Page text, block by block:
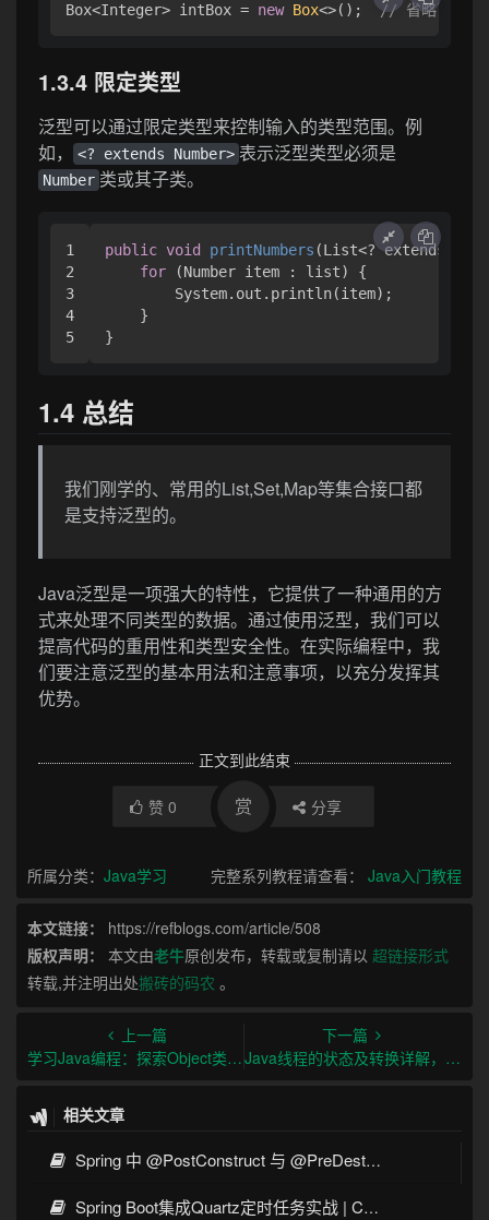
Box<Integer> intBox = new Box<>(); // 省略了类型
1.3.4 限定类型
泛型可以通过限定类型来控制输入的类型范围。例
如，
<? extends Number> 表示泛型类型必须是
Number 类或其子类。
1
2
3
4
public void printNumbers (List<? extends
for (Number item : list) {
        System.out.println(item);
    }
1.4 总结
我们刚学的、常用的List,Set,Map等集合接口都
是支持泛型的。
Java泛型是一项强大的特性，它提供了一种通用的方
式来处理不同类型的数据。通过使用泛型，我们可以
提高代码的重用性和类型安全性。在实际编程中，我
们要注意泛型的基本用法和注意事项，以充分发挥其
优势。
正文到此结束
赞 0 赏 分享
所属分类： Java学习 完整系列教程请查看： Java入门教程
本文链接：
https://refblogs.com/article/508
版权声明：
本文由老牛原创发布，转载或复制请以 超链接形式
转载,并注明出处搬砖的码农 。
上一篇
学习Java编程：探索Object类及其常用方法
下一篇
Java线程的状态及转换详解，深入理解多线程编程
相关文章
Spring 中 @PostConstruct 与 @PreDestroy 的完整与实战
Spring Boot集成Quartz定时任务实战 | Cron表达式详解